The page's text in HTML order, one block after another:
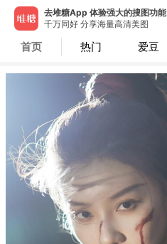
去堆糖App 体验强大的搜图功能
千万同好 分享海量高清美图
首页 热门 爱豆